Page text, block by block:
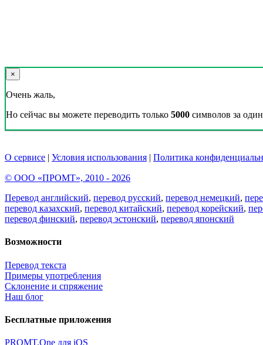
×
Очень жаль,
Но сейчас вы можете переводить только 5000 символов за
О сервисе | Условия использования | Политика
© ООО «ПРОМТ», 2010 - 2026
Перевод английский, перевод русский, перевод немецкий,
перевод казахский, перевод китайский, перевод корейский,
перевод финский, перевод эстонский, перевод японский
Возможности
Перевод текста
Примеры употребления
Склонение и спряжение
Наш блог
Бесплатные приложения
PROMT.One для iOS